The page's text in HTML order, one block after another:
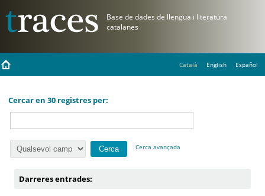
Català English Español
Cercar en 30 registres per:
Cerca avançada
Darreres entrades: